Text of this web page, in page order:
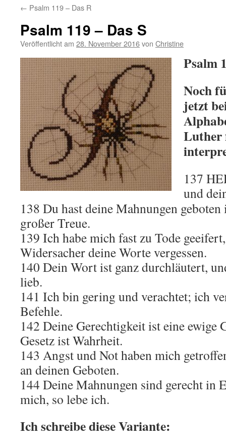
← Psalm 119 – Das R
Psalm 119 – Das S
Veröffentlicht am 28. November 2016von Christine
Psalm
Noch
jetzt
Luther
137
und
138 Du hast deine Mahnungen
großer Treue.
139 Ich habe mich fast zu Tode
Widersacher deine Worte vergessen.
140 Dein Wort ist ganz durchläutert,
lieb.
141 Ich bin gering und verachtet; ich
Befehle.
142 Deine Gerechtigkeit ist eine ewige
Gesetz ist Wahrheit.
143 Angst und Not haben mich
an deinen Geboten.
144 Deine Mahnungen sind gerecht in
mich, so lebe ich.
Ich schreibe diese Variante: